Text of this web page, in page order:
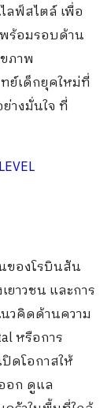
ลฟ์สไตล์ เพื่อ
ร้อมรอบด้าน
ภาพ
ย์เด็กยุคใหม่ที่
างมั่นใจ ที่
ของโรบินสัน
าวชน และการ
คิดด้านความ
หรือการ
ดโอกาสให้
อก ดูแล